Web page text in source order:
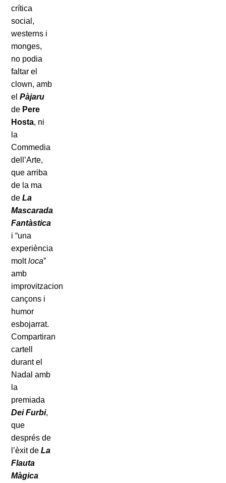
crítica
social,
westerns i
monges,
no podia
faltar el
clown, amb
elPàjaru
de Pere
Hosta, ni
la
Commedia
dell’Arte,
que arriba
de la ma
deLa
Mascarada
Fantàstica
i “una
experiència
moltloca”
amb
improvitzacions,
cançons i
humor
esbojarrat.
Compartiran
cartell
durant el
Nadal amb
la
premiada
Dei Furbi,
que
després de
l’èxit deLa
Flauta
Màgica